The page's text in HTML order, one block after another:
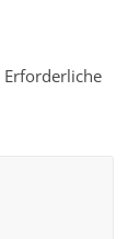
Erforderliche